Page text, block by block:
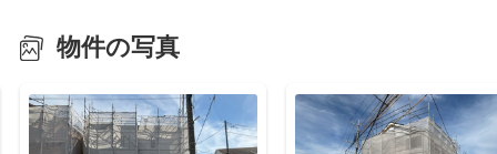
物件の写真